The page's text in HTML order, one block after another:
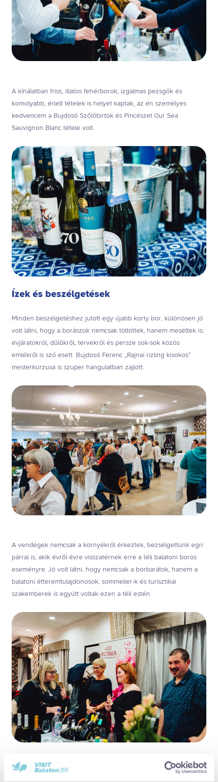
A kínálatban friss, illatos fehérborok, izgalmas pezsgők és
komolyabb, érlelt tételek is helyet kaptak, az én személyes
kedvencem a Bujdosó Szőlőbirtok és Pincészet Our Sea
Sauvignon Blanc tétele volt.
Ízek és beszélgetések
Minden beszélgetéshez jutott egy újabb korty bor, különösen jó
volt látni, hogy a borászok nemcsak töltöttek, hanem meséltek is;
évjáratokról, dűlőkről, tervekről és persze sok-sok közös
emlékről is szó esett. Bujdosó Ferenc „Rajnai rizling kisokos”
mesterkurzusa is szuper hangulatban zajlott.
A vendégek nemcsak a környékről érkeztek, bezsélgettünk egri
párral is, akik évről évre visszatérnek erre a téli balatoni boros
eseményre. Jó volt látni, hogy nemcsak a borbarátok, hanem a
balatoni étteremtulajdonosok, sommelier-k és turisztikai
szakemberek is együtt voltak ezen a téli estén.
Résztvevő borászatok: